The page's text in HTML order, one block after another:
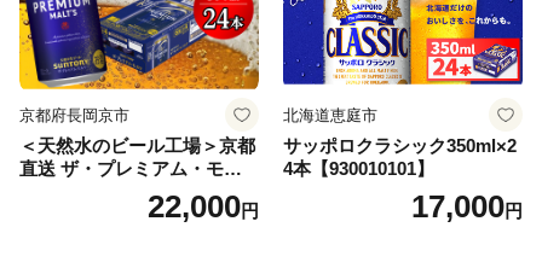
京都府長岡京市
＜天然水のビール工場＞京都
直送 ザ・プレミアム・モル
ツ 350ml×24本 プレモル [149
22,000円
北海道恵庭市
サッポロクラシック350ml×2
4本【930010101】
17,000円